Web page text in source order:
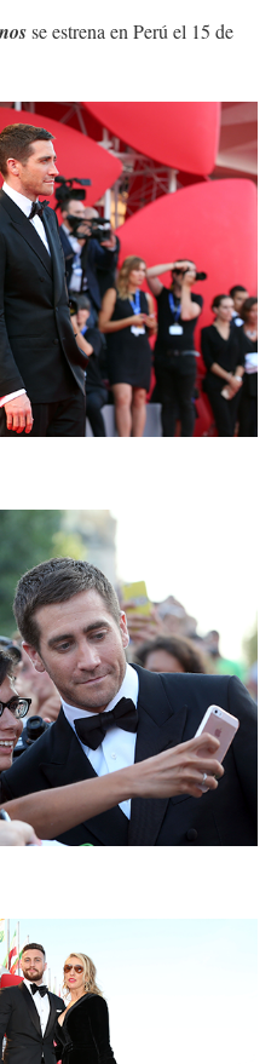
se estrena en Perú el 15 de